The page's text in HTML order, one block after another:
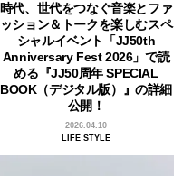
時代、世代をつなぐ音楽とファ
ッション＆トークを楽しむスペ
シャルイベント「JJ50th
Anniversary Fest 2026」で読
める『JJ50周年 SPECIAL
BOOK（デジタル版）』の詳細
公開！
2026.04.10
LIFE STYLE